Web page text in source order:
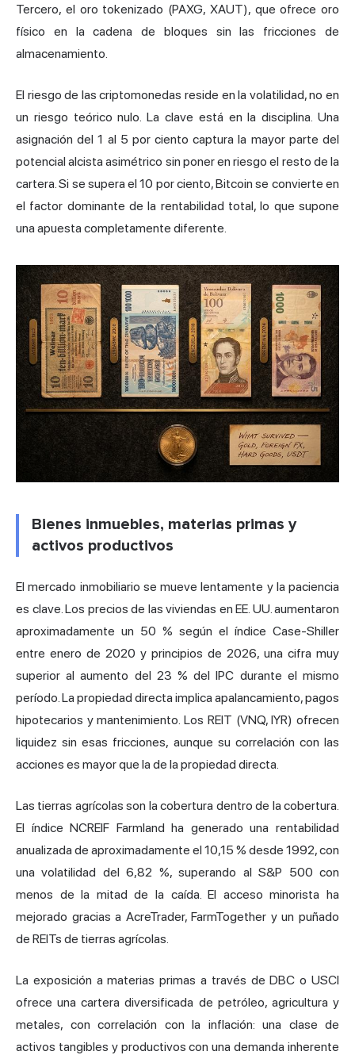
Tercero, el oro tokenizado (PAXG, XAUT), que ofrece oro
físico en la cadena de bloques sin las fricciones de
almacenamiento.
El riesgo de las criptomonedas reside en la volatilidad, no en
un riesgo teórico nulo. La clave está en la disciplina. Una
asignación del 1 al 5 por ciento captura la mayor parte del
potencial alcista asimétrico sin poner en riesgo el resto de la
cartera. Si se supera el 10 por ciento, Bitcoin se convierte en
el factor dominante de la rentabilidad total, lo que supone
una apuesta completamente diferente.
Bienes inmuebles, materias primas y
activos productivos
El mercado inmobiliario se mueve lentamente y la paciencia
es clave. Los precios de las viviendas en EE. UU. aumentaron
aproximadamente un 50 % según el índice Case-Shiller
entre enero de 2020 y principios de 2026, una cifra muy
superior al aumento del 23 % del IPC durante el mismo
período. La propiedad directa implica apalancamiento, pagos
hipotecarios y mantenimiento. Los REIT (VNQ, IYR) ofrecen
liquidez sin esas fricciones, aunque su correlación con las
acciones es mayor que la de la propiedad directa.
Las tierras agrícolas son la cobertura dentro de la cobertura.
El índice NCREIF Farmland ha generado una rentabilidad
anualizada de aproximadamente el 10,15 % desde 1992, con
una volatilidad del 6,82 %, superando al S&P 500 con
menos de la mitad de la caída. El acceso minorista ha
mejorado gracias a AcreTrader, FarmTogether y un puñado
de REITs de tierras agrícolas.
La exposición a materias primas a través de DBC o USCI
ofrece una cartera diversificada de petróleo, agricultura y
metales, con correlación con la inflación: una clase de
activos tangibles y productivos con una demanda inherente